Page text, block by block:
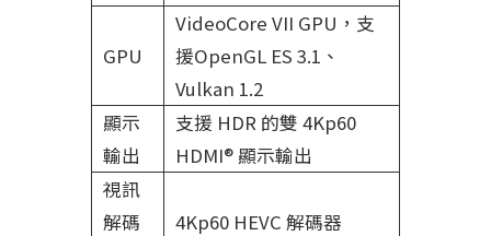
GPU
VideoCore VII GPU，支
援OpenGL ES 3.1、
Vulkan 1.2
顯示
輸出
支援 HDR 的雙 4Kp60
HDMI® 顯示輸出
視訊
解碼
4Kp60 HEVC 解碼器